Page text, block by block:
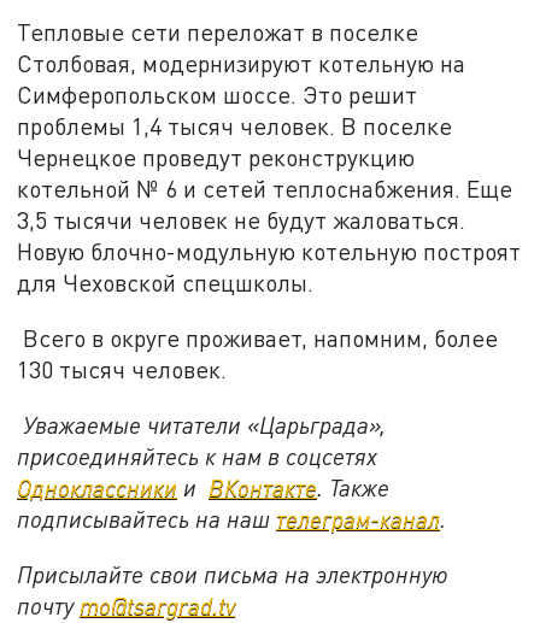
Тепловые сети переложат в поселке
Столбовая, модернизируют котельную на
Симферопольском шоссе. Это решит
проблемы 1,4 тысяч человек. В поселке
Чернецкое проведут реконструкцию
котельной № 6 и сетей теплоснабжения. Еще
3,5 тысячи человек не будут жаловаться.
Новую блочно-модульную котельную построят
для Чеховской спецшколы.
Всего в округе проживает, напомним, более
130 тысяч человек.
Уважаемые читатели «Царьграда»,
присоединяйтесь к нам в соцсетях
Одноклассники и ВКонтакте. Также
подписывайтесь на наш телеграм-канал.
Присылайте свои письма на электронную
почту mo@tsargrad.tv